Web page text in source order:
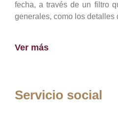
fecha, a través de un filtro
generales, como los detalles
Ver más
Servicio social